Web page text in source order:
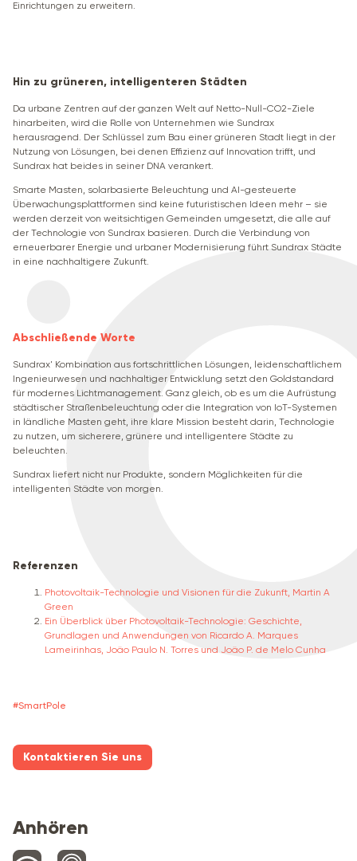
Einrichtungen zu erweitern.
Hin zu grüneren, intelligenteren Städten
Da urbane Zentren auf der ganzen Welt auf Netto-Null-CO2-Ziele
hinarbeiten, wird die Rolle von Unternehmen wie Sundrax
herausragend. Der Schlüssel zum Bau einer grüneren Stadt liegt in der
Nutzung von Lösungen, bei denen Effizienz auf Innovation trifft, und
Sundrax hat beides in seiner DNA verankert.
Smarte Masten, solarbasierte Beleuchtung und AI-gesteuerte
Überwachungsplattformen sind keine futuristischen Ideen mehr – sie
werden derzeit von weitsichtigen Gemeinden umgesetzt, die alle auf
der Technologie von Sundrax basieren. Durch die Verbindung von
erneuerbarer Energie und urbaner Modernisierung führt Sundrax Städte
in eine nachhaltigere Zukunft.
Abschließende Worte
Sundrax' Kombination aus fortschrittlichen Lösungen, leidenschaftlichem
Ingenieurwesen und nachhaltiger Entwicklung setzt den Goldstandard
für modernes Lichtmanagement. Ganz gleich, ob es um die Aufrüstung
städtischer Straßenbeleuchtung oder die Integration von IoT-Systemen
in ländliche Masten geht, ihre klare Mission besteht darin, Technologie
zu nutzen, um sicherere, grünere und intelligentere Städte zu
beleuchten.
Sundrax liefert nicht nur Produkte, sondern Möglichkeiten für die
intelligenten Städte von morgen.
Referenzen
Photovoltaik-Technologie und Visionen für die Zukunft, Martin A
Green
Ein Überblick über Photovoltaik-Technologie: Geschichte,
Grundlagen und Anwendungen von Ricardo A. Marques
Lameirinhas, João Paulo N. Torres und João P. de Melo Cunha
#SmartPole
Kontaktieren Sie uns
Anhören